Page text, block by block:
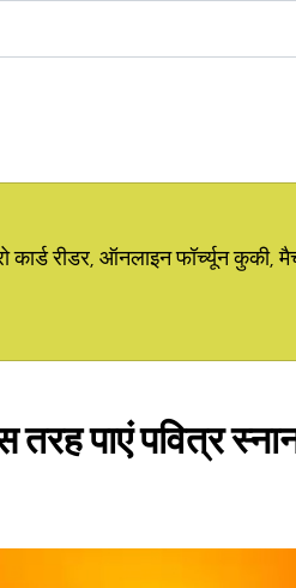
रीडर, ऑनलाइन फॉर्च्यून कुकी,
तरह पाएं पवित्र